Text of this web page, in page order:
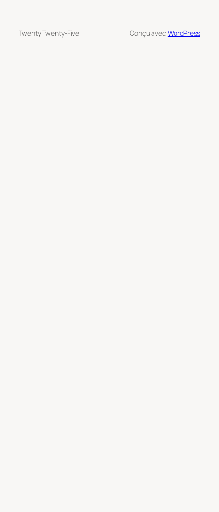
Twenty Twenty-Five Conçu avec WordPress